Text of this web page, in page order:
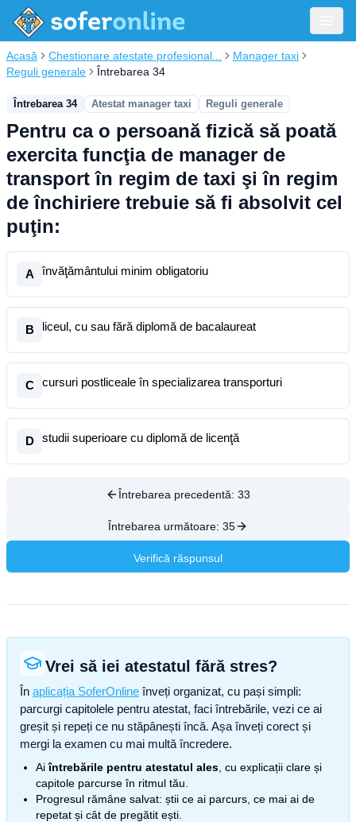
Acasă Chestionare atestate profesional...
Manager taxi
Reguli generale
Întrebarea 34
Întrebarea 34 Atestat manager taxi Reguli generale
Pentru ca o persoană fizică să poată
exercita funcţia de manager de
transport în regim de taxi şi în regim
de închiriere trebuie să fi absolvit cel
puţin:
A învăţământului minim obligatoriu
B liceul, cu sau fără diplomă de bacalaureat
C cursuri postliceale în specializarea transporturi
D studii superioare cu diplomă de licenţă
Întrebarea precedentă: 33
Întrebarea următoare: 35
Verifică răspunsul
Vrei să iei atestatul fără stres?
În aplicația SoferOnline înveți organizat, cu pași simpli:
parcurgi capitolele pentru atestat, faci întrebările, vezi ce ai
greșit și repeți ce nu stăpânești încă. Așa înveți corect și
mergi la examen cu mai multă încredere.
Aiîntrebările pentru atestatul ales , cu explicații clare și
capitole parcurse în ritmul tău.
Progresul rămâne salvat: știi ce ai parcurs, ce mai ai de
repetat și cât de pregătit ești.